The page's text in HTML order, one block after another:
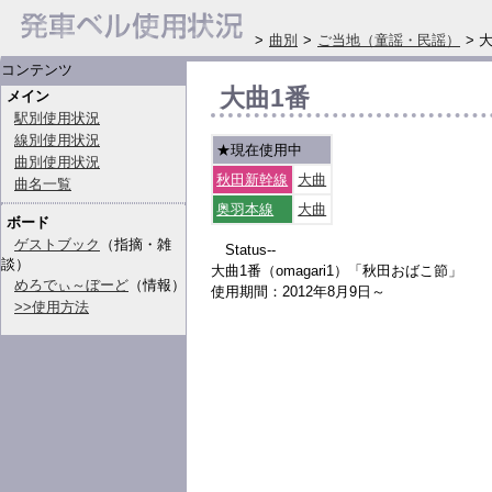
コンテンツ
メイン
駅別使用状況
線別使用状況
曲別使用状況
曲名一覧
ボード
ゲストブック
（指摘・雑
談）
めろでぃ～ぼーど （情報）
>>使用方法
大曲1番
★現在使用中
秋田新幹線
大曲
奥羽本線
大曲
Status--
大曲1番（omagari1）「秋田おばこ節」
使用期間：2012年8月9日～
> 曲別 > ご当地（童謡・民謡） >